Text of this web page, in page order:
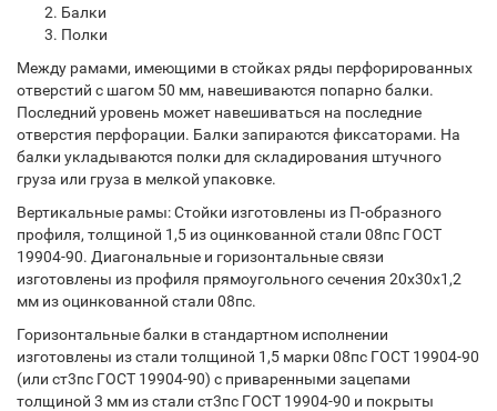
Балки
Полки
Между рамами, имеющими в стойках ряды перфорированных
отверстий с шагом 50 мм, навешиваются попарно балки.
Последний уровень может навешиваться на последние
отверстия перфорации. Балки запираются фиксаторами. На
балки укладываются полки для складирования штучного
груза или груза в мелкой упаковке.
Вертикальные рамы: Стойки изготовлены из П-образного
профиля, толщиной 1,5 из оцинкованной стали 08пс ГОСТ
19904-90. Диагональные и горизонтальные связи
изготовлены из профиля прямоугольного сечения 20х30х1,2
мм из оцинкованной стали 08пс.
Горизонтальные балки в стандартном исполнении
изготовлены из стали толщиной 1,5 марки 08пс ГОСТ 19904-90
(или ст3пс ГОСТ 19904-90) с приваренными зацепами
толщиной 3 мм из стали ст3пс ГОСТ 19904-90 и покрыты